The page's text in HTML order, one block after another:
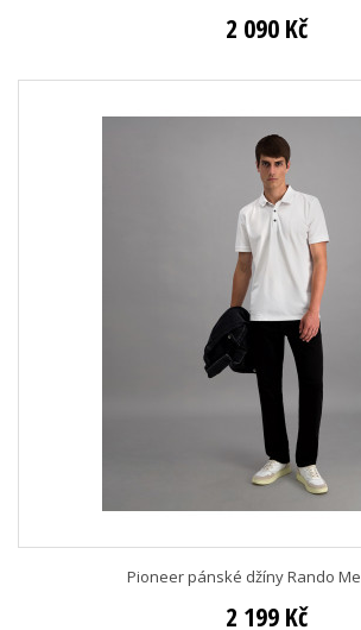
2 090 Kč
Pioneer pánské džíny Rando
2 199 Kč